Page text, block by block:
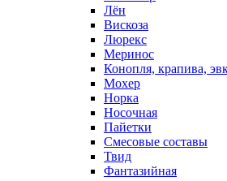
Лён
Вискоза
Люрекс
Меринос
Конопля, крапива,
Мохер
Норка
Носочная
Пайетки
Смесовые составы
Твид
Фантазийная